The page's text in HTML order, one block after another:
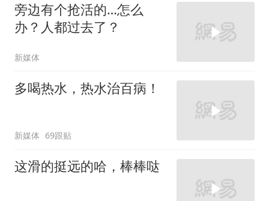
旁边有个抢活的…怎么
办？人都过去了？
新媒体
多喝热水，热水治百病！
新媒体 69跟贴
这滑的挺远的哈，棒棒哒